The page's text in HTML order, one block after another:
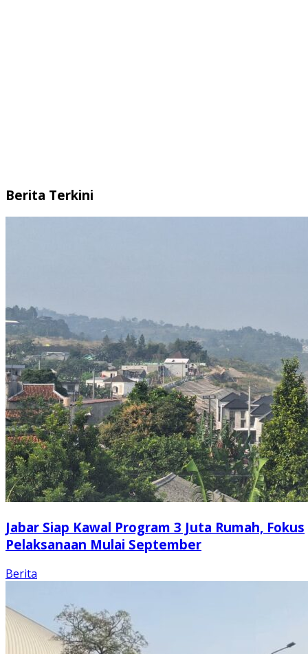
Berita Terkini
Jabar Siap Kawal Program 3 Juta Rumah, Fokus
Pelaksanaan Mulai September
Berita